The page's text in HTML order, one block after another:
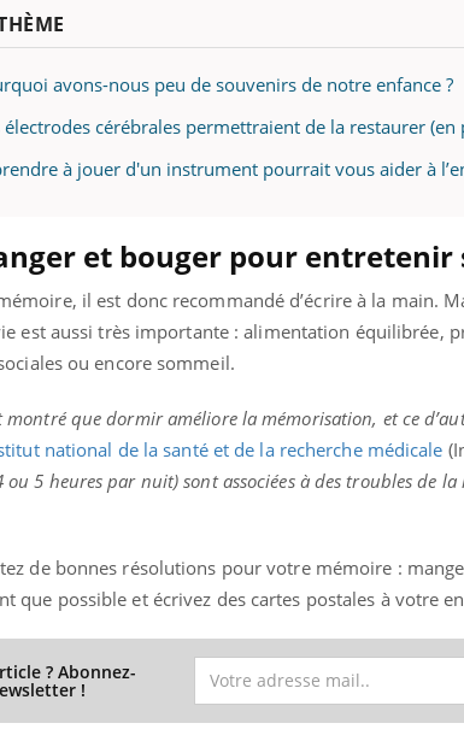
avons-nous peu de souvenirs de notre enfance ?
cérébrales permettraient de la restaurer (en
à jouer d'un instrument pourrait vous aider à
et bouger pour entretenir
il est donc recommandé d’écrire à la main.
est aussi très importante : alimentation équilibrée,
ou encore sommeil.
montré que dormir améliore la mémorisation, et ce
national de la santé et de la recherche médicale
ou 5 heures par nuit) sont associées à des troubles de
de bonnes résolutions pour votre mémoire :
que possible et écrivez des cartes postales à votre
? Abonnez-
!
: se
piscine,
mains
Youtube
Diabète & Ramadan 2026Youtube
diabète, c'est une période de questions, de